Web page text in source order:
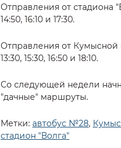
Отправления от стадиона
14:50, 16:10 и 17:30.
Отправления от Кумысной
13:30, 15:30, 16:50 и 18:10.
Со следующей недели
"дачные" маршруты.
Метки: автобус №28,
стадион "Волга"